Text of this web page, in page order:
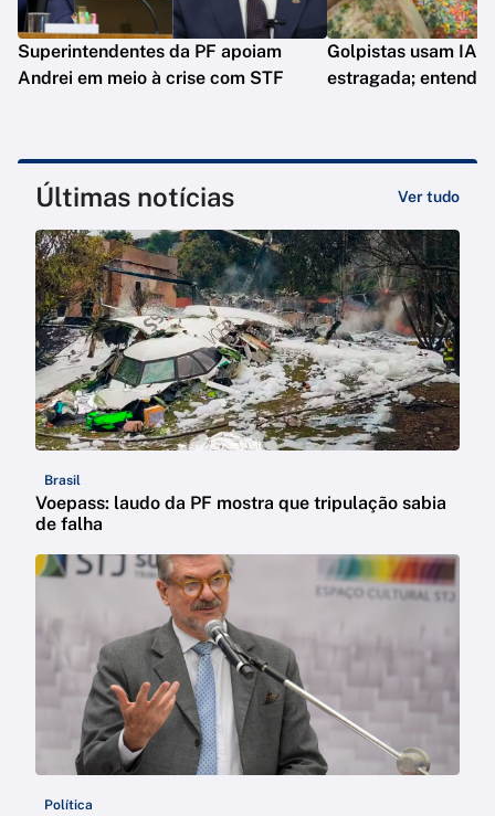
Superintendentes da PF apoiam
Andrei em meio à crise com STF
Golpistas usam IA
estragada; entenda
Últimas notícias Ver tudo
Brasil
Voepass: laudo da PF mostra que tripulação sabia
de falha
Política